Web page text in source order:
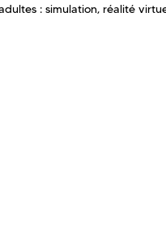
: simulation, réalité